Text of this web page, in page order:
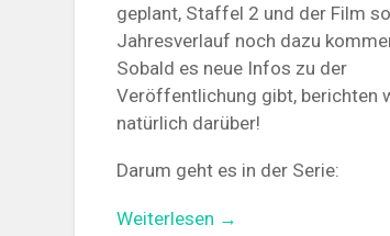
geplant, Staffel 2 und der Film
Jahresverlauf noch dazu
Sobald es neue Infos zu der
Veröffentlichung gibt, berichten
natürlich darüber!
Darum geht es in der Serie:
Weiterlesen „Saekano
→